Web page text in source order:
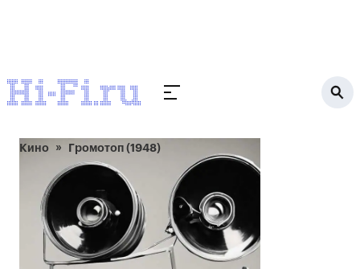
Кино Громотоп (1948)